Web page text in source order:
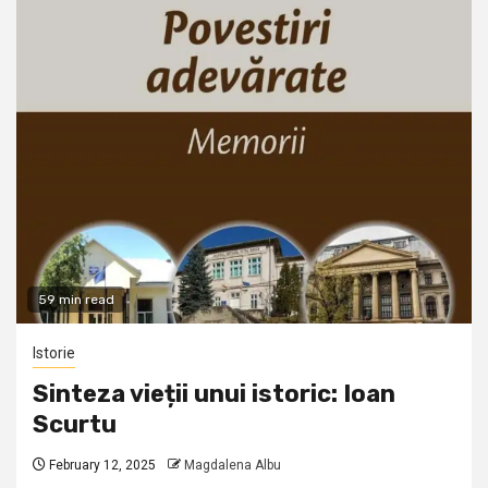
59 min read
Istorie
Sinteza vieții unui istoric: Ioan
Scurtu
February 12, 2025 Magdalena Albu